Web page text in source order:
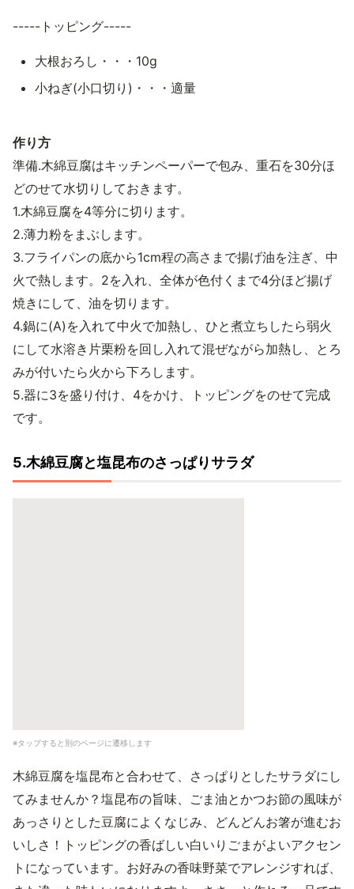
-----トッピング-----
大根おろし・・・10g
小ねぎ(小口切り)・・・適量
作り方
準備.木綿豆腐はキッチンペーパーで包み、重石を30分ほ
どのせて水切りしておきます。
1.木綿豆腐を4等分に切ります。
2.薄力粉をまぶします。
3.フライパンの底から1cm程の高さまで揚げ油を注ぎ、中
火で熱します。2を入れ、全体が色付くまで4分ほど揚げ
焼きにして、油を切ります。
4.鍋に(A)を入れて中火で加熱し、ひと煮立ちしたら弱火
にして水溶き片栗粉を回し入れて混ぜながら加熱し、とろ
みが付いたら火から下ろします。
5.器に3を盛り付け、4をかけ、トッピングをのせて完成
です。
5.木綿豆腐と塩昆布のさっぱりサラダ
※タップすると別のページに遷移します
木綿豆腐を塩昆布と合わせて、さっぱりとしたサラダにし
てみませんか？塩昆布の旨味、ごま油とかつお節の風味が
あっさりとした豆腐によくなじみ、どんどんお箸が進むお
いしさ！トッピングの香ばしい白いりごまがよいアクセン
トになっています。お好みの香味野菜でアレンジすれば、